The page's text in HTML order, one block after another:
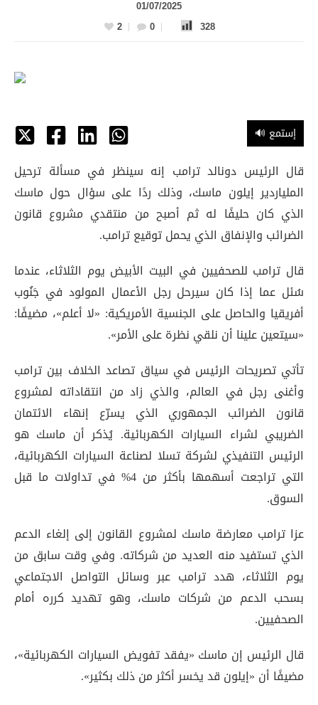
01/07/2025
2
0 328
🔊 إستمع
قال الرئيس دونالد ترامب إنه سينظر في مسألة ترحيل
الملياردير إيلون ماسك، وذلك ردًا على سؤال حول ماسك
الذي كان حليفًا له ثم أصبح من منتقدي مشروع قانون
الضرائب والإنفاق الذي يحمل توقيع ترامب.
قال ترامب للصحفيين في البيت الأبيض يوم الثلاثاء، عندما
سُئل عما إذا كان سيرحل رجل الأعمال المولود في جَنُوب
أفريقيا والحاصل على الجنسية الأمريكية: «لا أعلم»، مضيفًا:
«سيتعين علينا أن نلقي نظرة على الأمر».
تأتي تصريحات الرئيس في سياق تصاعد الخلاف بين ترامب
وأغنى رجل في العالم، والذي زاد من انتقاداته لمشروع
قانون الضرائب الجمهوري الذي يسرّع إنهاء الائتمان
الضريبي لشراء السيارات الكهربائية. يُذكر أن ماسك هو
الرئيس التنفيذي لشركة تسلا لصناعة السيارات الكهربائية،
التي تراجعت أسهمها بأكثر من 4% في تداولات ما قبل
السوق.
عزا ترامب معارضة ماسك لمشروع القانون إلى إلغاء الدعم
الذي تستفيد منه العديد من شركاته. وفي وقت سابق من
يوم الثلاثاء، هدد ترامب عبر وسائل التواصل الاجتماعي
بسحب الدعم من شركات ماسك، وهو تهديد كرره أمام
الصحفيين.
قال الرئيس إن ماسك «يفقد تفويض السيارات الكهربائية»،
مضيفًا أن «إيلون قد يخسر أكثر من ذلك بكثير».